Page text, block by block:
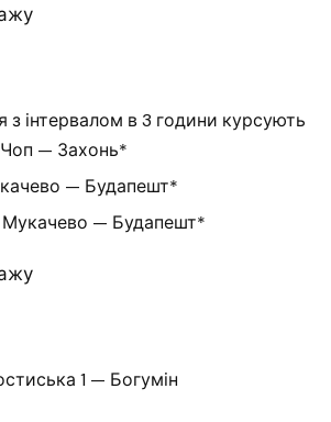
з інтервалом в 3 години курсують
Чоп — Захонь*
— Будапешт*
Мукачево — Будапешт*
1 — Богумін